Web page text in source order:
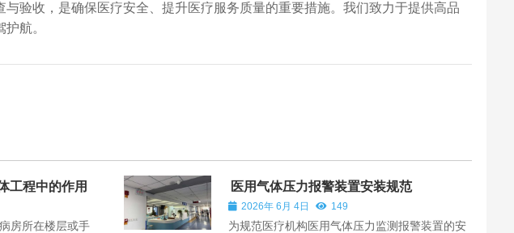
验收，是确保医疗安全、提升医疗服务质量的重要措施。我们致力于提供高品
航。
工程中的作用
房所在楼层或手
医用气体压力报警装置安装规范
2026年 6月 4日 149
为规范医疗机构医用气体压力监测报警装置的安